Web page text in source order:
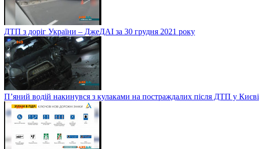
ДТП з доріг України – ДжеДАІ за 30 грудня 2021 року
П’яний водій накинувся з кулаками на постраждалих після ДТП у Києві